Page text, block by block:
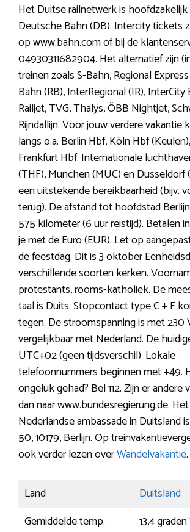
Het Duitse railnetwerk is
Deutsche Bahn (DB). Intercity tickets
op www.bahn.com of bij de
04930311682904. Het alternatief zijn
treinen zoals S-Bahn, Regional
Bahn (RB), InterRegional (IR), InterCity
Railjet, TVG, Thalys, ÖBB Nightjet,
Rijndallijn. Voor jouw verdere vakantie
langs o.a. Berlin Hbf, Köln Hbf
Frankfurt Hbf. Internationale
(THF), Munchen (MUC) en
een uitstekende bereikbaarheid (bijv.
terug). De afstand tot hoofdstad
575 kilometer (6 uur reistijd). Betalen
je met de Euro (EUR). Let op
de feestdag. Dit is 3 oktober
verschillende soorten kerken.
protestants, rooms-katholiek. De
taal is Duits. Stopcontact type C + F
tegen. De stroomspanning is met 230
vergelijkbaar met Nederland. De
UTC+02 (geen tijdsverschil). Lokale
telefoonnummers beginnen met +49.
ongeluk gehad? Bel 112. Zijn er andere
dan naar www.bundesregierung.de.
Nederlandse ambassade in Duitsland
50, 10179, Berlijn. Op
ook verder lezen overWandelvakantie.
Land
Duitsland
Gemiddelde temp.
13,4 graden